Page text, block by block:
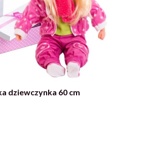
dziewczynka 60 cm